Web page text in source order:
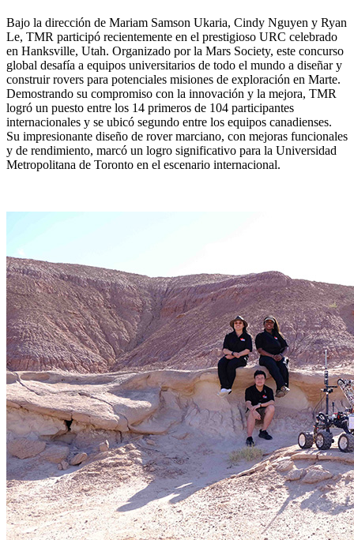
Bajo la dirección de Mariam Samson Ukaria, Cindy Nguyen y Ryan
Le, TMR participó recientemente en el prestigioso URC celebrado
en Hanksville, Utah. Organizado por la Mars Society, este concurso
global desafía a equipos universitarios de todo el mundo a diseñar y
construir rovers para potenciales misiones de exploración en Marte.
Demostrando su compromiso con la innovación y la mejora, TMR
logró un puesto entre los 14 primeros de 104 participantes
internacionales y se ubicó segundo entre los equipos canadienses.
Su impresionante diseño de rover marciano, con mejoras funcionales
y de rendimiento, marcó un logro significativo para la Universidad
Metropolitana de Toronto en el escenario internacional.